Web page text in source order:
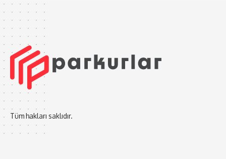
Tüm hakları saklıdır.